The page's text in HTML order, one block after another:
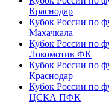
Краснодар
Кубок России по
Махачкала
Кубок России по
Локомотив ФК
Кубок России по
Краснодар
Кубок России по
ЦСКА ПФК